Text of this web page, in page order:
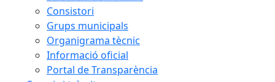
Consistori
Grups municipals
Organigrama tècnic
Informació oficial
Portal de Transparència